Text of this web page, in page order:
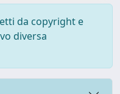
da copyright e
diversa